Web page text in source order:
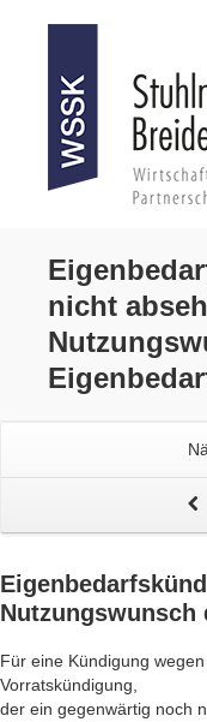
nicht
Nutzungswunsch
Für eine Kündigung
Vorratskündigung,
der ein gegenwärtig noch